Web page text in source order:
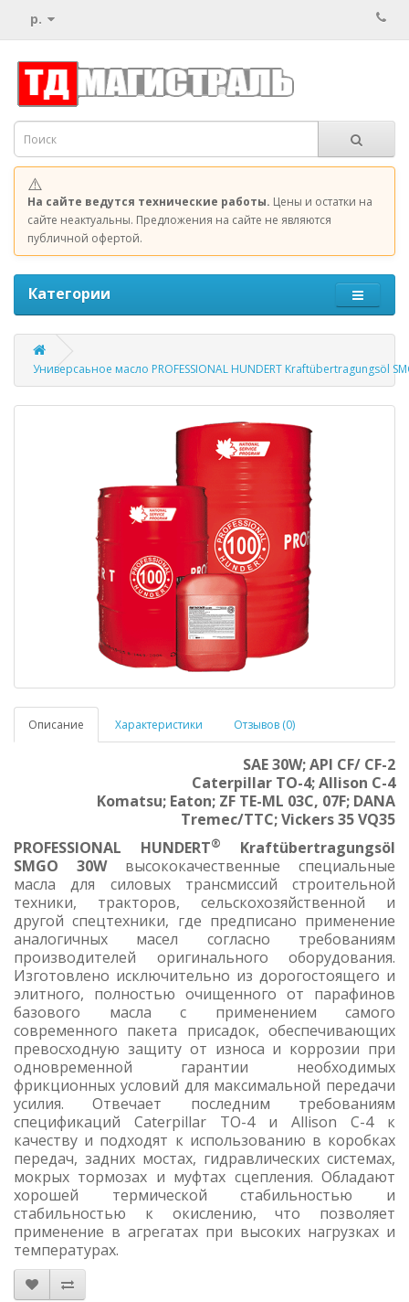
р.
⚠️
На сайте ведутся технические работы. Цены и остатки на
сайте неактуальны. Предложения на сайте не являются
публичной офертой.
Категории
Универсаьное масло PROFESSIONAL HUNDERT Kraftübertragungsöl
Описание Характеристики Отзывов (0)
SAE 30W; API CF/ CF-2
Caterpillar TO-4; Allison C-4
Komatsu; Eaton; ZF TE-ML 03C, 07F; DANA
Tremec/TTC; Vickers 35 VQ35
PROFESSIONAL HUNDERT®
Kraftübertragungsöl
SMGO 30Wвысококачественные специальные
масла для силовых трансмиссий строительной
техники, тракторов, сельскохозяйственной и
другой спецтехники, где предписано применение
аналогичных масел согласно требованиям
производителей оригинального оборудования.
Изготовлено исключительно из дорогостоящего и
элитного, полностью очищенного от парафинов
базового масла с применением самого
современного пакета присадок, обеспечивающих
превосходную защиту от износа и коррозии при
одновременной гарантии необходимых
фрикционных условий для максимальной передачи
усилия. Отвечает последним требованиям
спецификаций Caterpillar TO-4 и Allison C-4 к
качеству и подходят к использованию в коробках
передач, задних мостах, гидравлических системах,
мокрых тормозах и муфтах сцепления. Обладают
хорошей термической стабильностью и
стабильностью к окислению, что позволяет
применение в агрегатах при высоких нагрузках и
температурах.